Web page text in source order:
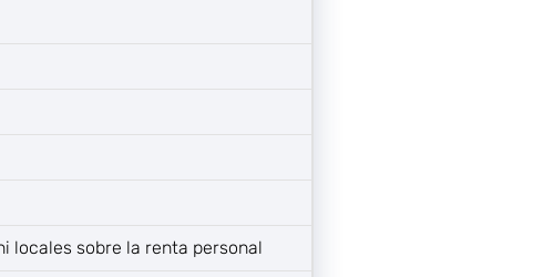
locales sobre la renta personal